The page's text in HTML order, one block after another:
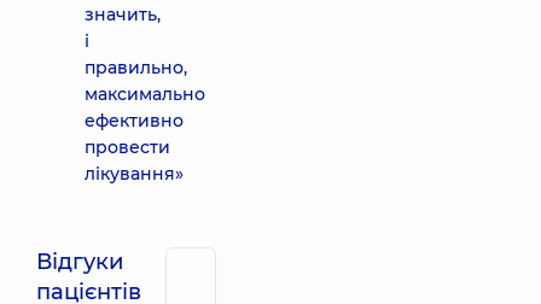
значить,
і
правильно,
максимально
ефективно
провести
лікування»
Відгуки
пацієнтів